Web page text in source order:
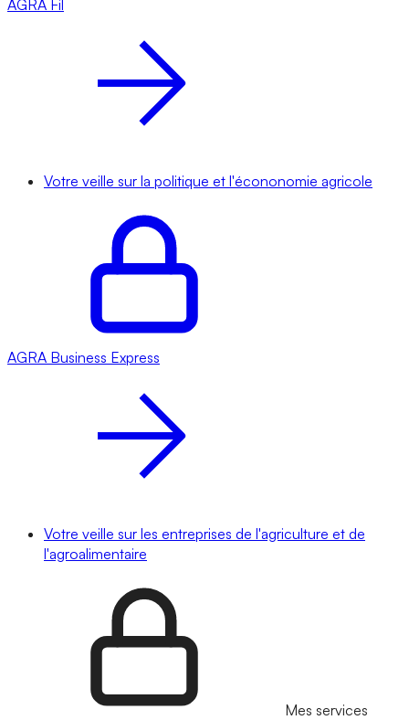
AGRA Fil
Votre veille sur la politique et l'écononomie agricole
AGRA Business Express
Votre veille sur les entreprises de l'agriculture et de
l'agroalimentaire
Mes services